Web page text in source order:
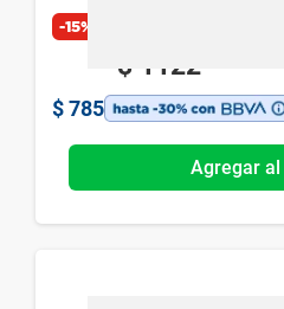
-15%
$ 1122
$ 785
Agregar